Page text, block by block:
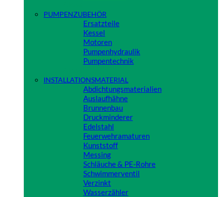
PUMPENZUBEHÖR
Ersatzteile
Kessel
Motoren
Pumpenhydraulik
Pumpentechnik
INSTALLATIONSMATERIAL
Abdichtungsmaterialien
Auslaufhähne
Brunnenbau
Druckminderer
Edelstahl
Feuerwehramaturen
Kunststoff
Messing
Schläuche & PE-Rohre
Schwimmerventil
Verzinkt
Wasserzähler